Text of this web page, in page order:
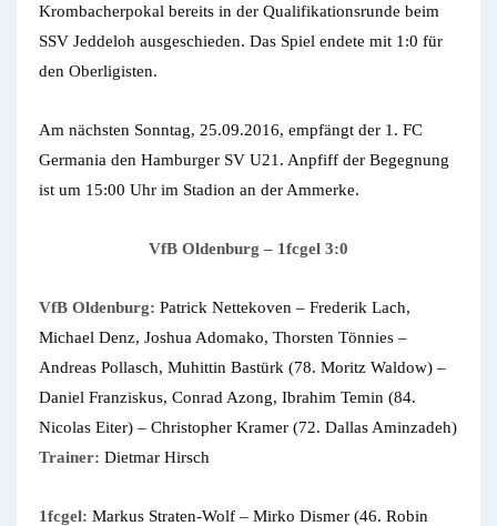
Krombacherpokal bereits in der Qualifikationsrunde beim
SSV Jeddeloh ausgeschieden. Das Spiel endete mit 1:0 für
den Oberligisten.
Am nächsten Sonntag, 25.09.2016, empfängt der 1. FC
Germania den Hamburger SV U21. Anpfiff der Begegnung
ist um 15:00 Uhr im Stadion an der Ammerke.
VfB Oldenburg – 1fcgel 3:0
VfB Oldenburg: Patrick Nettekoven – Frederik Lach,
Michael Denz, Joshua Adomako, Thorsten Tönnies –
Andreas Pollasch, Muhittin Bastürk (78. Moritz Waldow) –
Daniel Franziskus, Conrad Azong, Ibrahim Temin (84.
Nicolas Eiter) – Christopher Kramer (72. Dallas Aminzadeh)
Trainer: Dietmar Hirsch
1fcgel: Markus Straten-Wolf – Mirko Dismer (46. Robin